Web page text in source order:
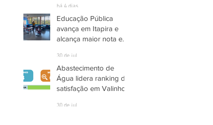
há 4 dias
Educação Pública
avança em Itapira e
alcança maior nota em
30 de jul.
Abastecimento de
Água lidera ranking de
satisfação em Valinhos
30 de jul.